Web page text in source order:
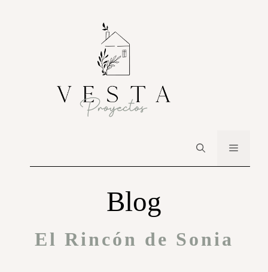
Blog
El Rincón de Sonia